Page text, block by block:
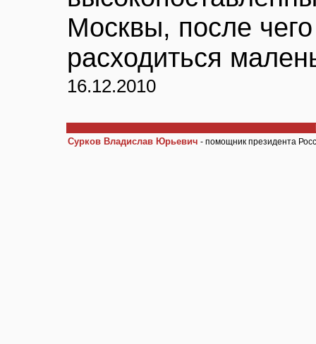
Москвы, после
расходиться
16.12.2010
Сурков Владислав Юрьевич - помощник президента